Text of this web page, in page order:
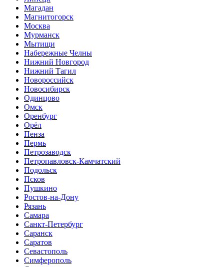
Магадан
Магнитогорск
Москва
Мурманск
Мытищи
Набережные Челны
Нижний Новгород
Нижний Тагил
Новороссийск
Новосибирск
Одинцово
Омск
Оренбург
Орёл
Пенза
Пермь
Петрозаводск
Петропавловск-Камчатский
Подольск
Псков
Пушкино
Ростов-на-Дону
Рязань
Самара
Санкт-Петербург
Саранск
Саратов
Севастополь
Симферополь